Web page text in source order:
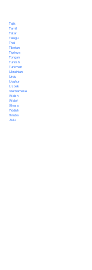
Tajik
Tamil
Tatar
Telugu
Thai
Tibetan
Tigrinya
Tongan
Turkish
Turkmen
Ukrainian
Urdu
Uyghur
Uzbek
Vietnamese
Welsh
Wolof
Xhosa
Yiddish
Yoruba
Zulu